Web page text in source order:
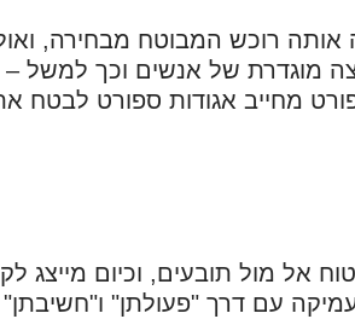
אותה רוכש המבוטח מבחירה,
מוגדרת של אנשים וכך למשל
מחייב אגודות ספורט
אל מול תובעים, וכיום מייצג
עם דרך "פעולתן"